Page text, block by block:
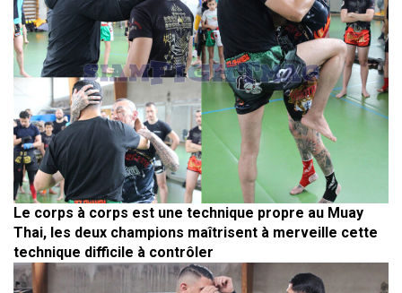
Le corps à corps est une technique propre au Muay
Thai, les deux champions maîtrisent à merveille cette
technique difficile à contrôler